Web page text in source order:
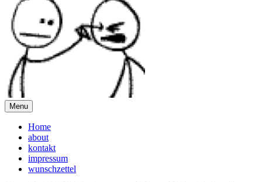
Menu
Home
about
kontakt
impressum
wunschzettel